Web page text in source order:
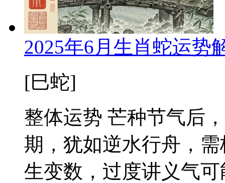
2025年6月生肖蛇运势
[巳蛇]
整体运势 芒种节气后
期，犹如逆水行舟，
生变数，过度讲义气